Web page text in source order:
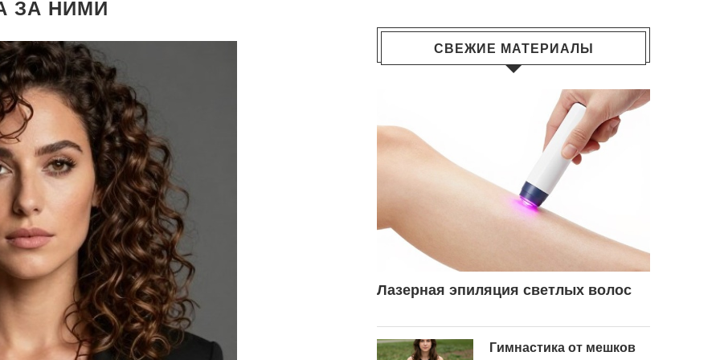
ЗА НИМИ
СВЕЖИЕ МАТЕРИАЛЫ
Лазерная эпиляция светлых волос
Гимнастика от мешков